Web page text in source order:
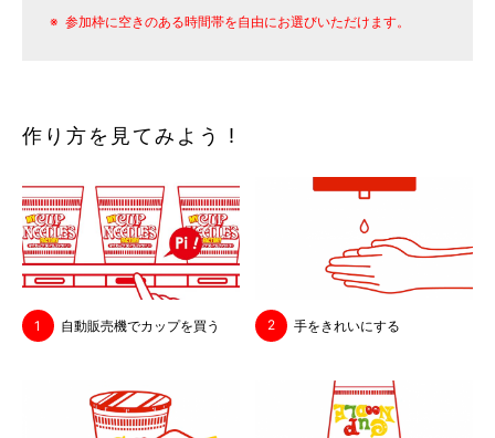
参加枠に空きのある時間帯を自由にお選びいただけます。
作り方を見てみよう !
1 自動販売機でカップを買う 2 手をきれいにする